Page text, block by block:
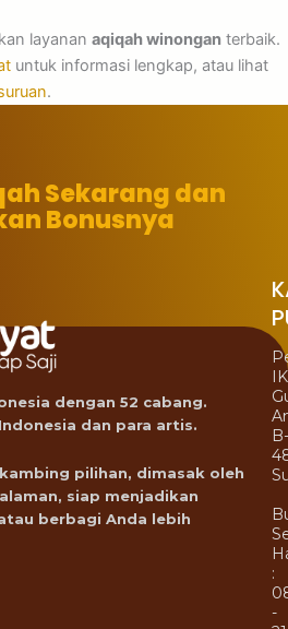
layanan aqiqah winongan terbaik.
untuk informasi lengkap, atau lihat
.
Sekarang dan
Bonusnya
dengan 52 cabang.
dan para artis.
pilihan, dimasak oleh
siap menjadikan
berbagi Anda lebih
B-
:
-